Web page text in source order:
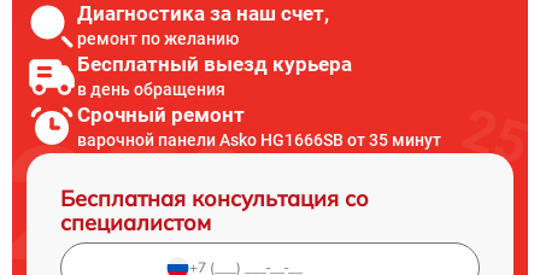
Диагностика за наш счет,
ремонт по желанию
Бесплатный выезд курьера
в день обращения
Срочный ремонт
варочной панели Asko HG1666SB от 35 минут
Бесплатная консультация со
специалистом